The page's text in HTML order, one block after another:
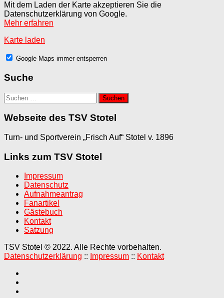
Mit dem Laden der Karte akzeptieren Sie die
Datenschutzerklärung von Google.
Mehr erfahren
Karte laden
Google Maps immer entsperren
Suche
Suchen
nach:
Webseite des TSV Stotel
Turn- und Sportverein „Frisch Auf“ Stotel v. 1896
Links zum TSV Stotel
Impressum
Datenschutz
Aufnahmeantrag
Fanartikel
Gästebuch
Kontakt
Satzung
TSV Stotel © 2022. Alle Rechte vorbehalten.
Datenschutzerklärung :: Impressum :: Kontakt